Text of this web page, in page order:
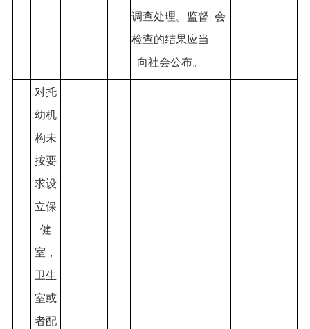
调查处理。监督
检查的结果应当
向社会公布。
会
对托
幼机
构未
按要
求设
立保
健
室，
卫生
室或
者配